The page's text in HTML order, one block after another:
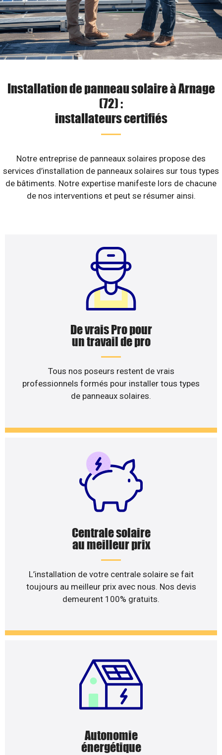
Installation de panneau solaire à Arnage
(72) :
installateurs certifiés
Notre entreprise de panneaux solaires propose des
services d’installation de panneaux solaires sur tous types
de bâtiments. Notre expertise manifeste lors de chacune
de nos interventions et peut se résumer ainsi.
De vrais Pro pour
un travail de pro
Tous nos poseurs restent de vrais
professionnels formés pour installer tous types
de panneaux solaires.
Centrale solaire
au meilleur prix
L’installation de votre centrale solaire se fait
toujours au meilleur prix avec nous. Nos devis
demeurent 100% gratuits.
Autonomie
énergétique